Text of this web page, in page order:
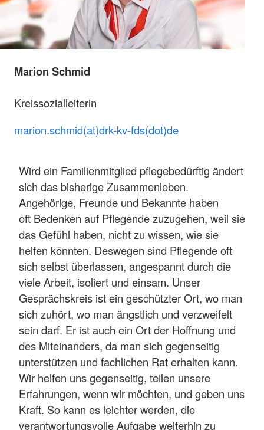
Marion Schmid
Kreissozialleiterin
marion.schmid(at)drk-kv-fds(dot)de
Wird ein Familienmitglied pflegebedürftig ändert
sich das bisherige Zusammenleben.
Angehörige, Freunde und Bekannte haben
oft Bedenken auf Pflegende zuzugehen, weil sie
das Gefühl haben, nicht zu wissen, wie sie
helfen könnten. Deswegen sind Pflegende oft
sich selbst überlassen, angespannt durch die
viele Arbeit, isoliert und einsam. Unser
Gesprächskreis ist ein geschützter Ort, wo man
sich zuhört, wo man ängstlich und verzweifelt
sein darf. Er ist auch ein Ort der Hoffnung und
des Miteinanders, da man sich gegenseitig
unterstützen und fachlichen Rat erhalten kann.
Wir helfen uns gegenseitig, teilen unsere
Erfahrungen, wenn wir möchten, und geben uns
Kraft. So kann es leichter werden, die
verantwortungsvolle Aufgabe weiterhin zu